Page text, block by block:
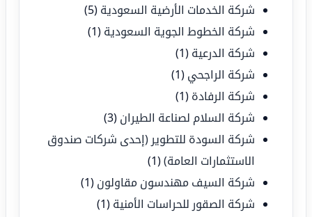
شركة الخدمات الأرضية السعودية (5)
شركة الخطوط الجوية السعودية (1)
شركة الدرعية (1)
شركة الراجحي (1)
شركة الرفادة (1)
شركة السلام لصناعة الطيران (3)
شركة السودة للتطوير (إحدى شركات صندوق
الاستثمارات العامة)(1)
شركة السيف مهندسون مقاولون (1)
شركة الصقور للحراسات الأمنية (1)